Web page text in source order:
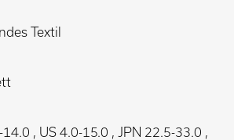
Textil
, US 4.0-15.0 , JPN 22.5-33.0 ,